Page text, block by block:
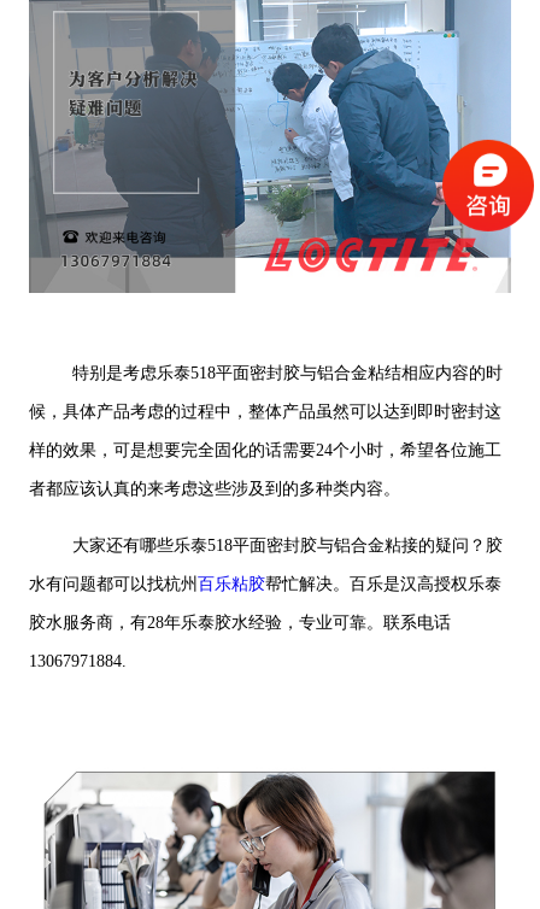
特别是考虑乐泰518平面密封胶与铝合金粘结相应内容的时
候，具体产品考虑的过程中，整体产品虽然可以达到即时密封这
样的效果，可是想要完全固化的话需要24个小时，希望各位施工
者都应该认真的来考虑这些涉及到的多种类内容。
大家还有哪些乐泰518平面密封胶与铝合金粘接的疑问？胶
水有问题都可以找杭州 百乐粘胶帮忙解决。百乐是汉高授权乐泰
胶水服务商，有28年乐泰胶水经验，专业可靠。联系电话
13067971884.